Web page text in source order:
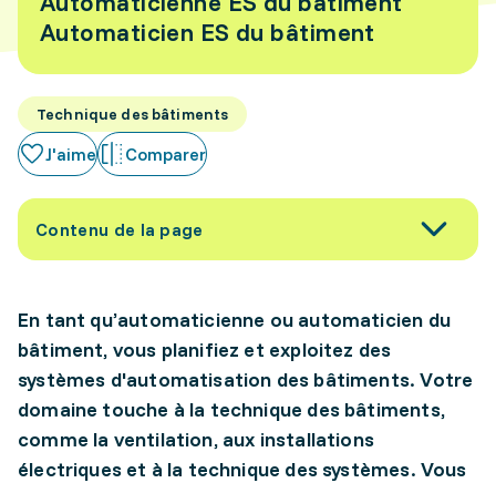
Automaticien ES du bâtiment
Technique des bâtiments
J'aime Comparer
Contenu de la page
En tant qu’automaticienne ou automaticien du
bâtiment, vous planifiez et exploitez des
systèmes d'automatisation des bâtiments. Votre
domaine touche à la technique des bâtiments,
comme la ventilation, aux installations
électriques et à la technique des systèmes. Vous